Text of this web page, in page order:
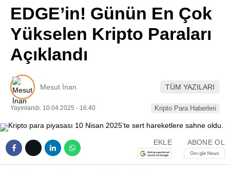
TikTok
EDGE’in! Günün En Çok
Yükselen Kripto Paraları
Açıklandı
Mesut İnan TÜM YAZILARI
Yayınlandı: 10.04.2025 - 16:40 Kripto Para Haberleri
EKLE ABONE OL